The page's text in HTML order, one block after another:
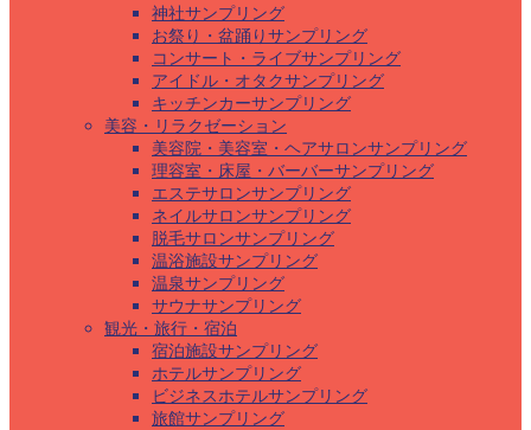
神社サンプリング
お祭り・盆踊りサンプリング
コンサート・ライブサンプリング
アイドル・オタクサンプリング
キッチンカーサンプリング
美容・リラクゼーション
美容院・美容室・ヘアサロンサンプリング
理容室・床屋・バーバーサンプリング
エステサロンサンプリング
ネイルサロンサンプリング
脱毛サロンサンプリング
温浴施設サンプリング
温泉サンプリング
サウナサンプリング
観光・旅行・宿泊
宿泊施設サンプリング
ホテルサンプリング
ビジネスホテルサンプリング
旅館サンプリング